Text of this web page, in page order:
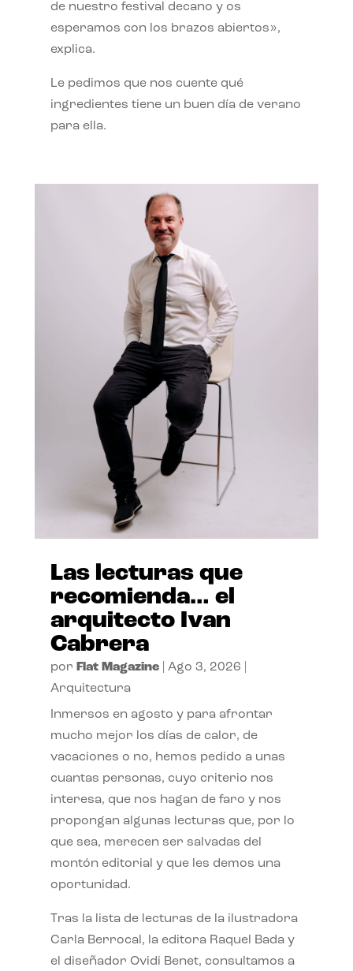
de nuestro festival decano y os
esperamos con los brazos abiertos»,
explica.
Le pedimos que nos cuente qué
ingredientes tiene un buen día de verano
para ella.
Las lecturas que
recomienda… el
arquitecto Ivan
Cabrera
por Flat Magazine| Ago 3, 2026
Arquitectura
Inmersos en agosto y para afrontar
mucho mejor los días de calor, de
vacaciones o no, hemos pedido a unas
cuantas personas, cuyo criterio nos
interesa, que nos hagan de faro y nos
propongan algunas lecturas que, por lo
que sea, merecen ser salvadas del
montón editorial y que les demos una
oportunidad.
Tras la lista de lecturas de la ilustradora
Carla Berrocal, la editora Raquel Bada y
el diseñador Ovidi Benet, consultamos a